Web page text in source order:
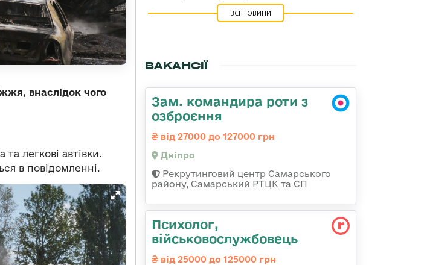
внаслідок чого
легкові автівки.
в повідомленні.
ВСІ НОВИНИ
ВАКАНСІЇ
Зам. командира роти з
озброєння
від 27000 до 127000 грн
Дніпро
Рекрутинговий центр Самарського
району, Самарський РТЦК та СП
Психолог,
військовослужбовець
від 25000 до 125000 грн